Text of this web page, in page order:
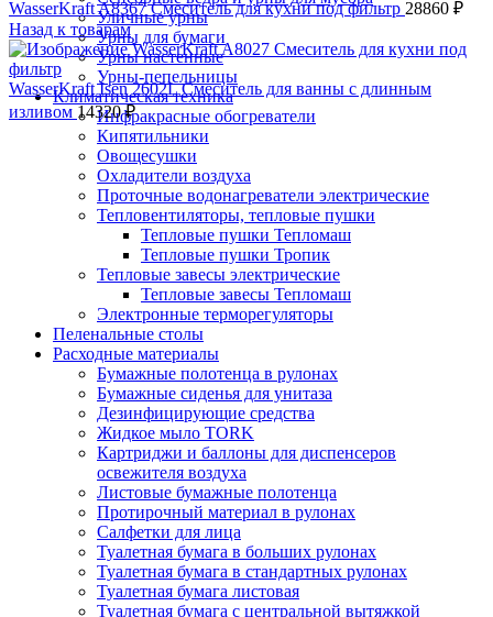
Уличные урны
Урны для бумаги
Урны настенные
Урны-пепельницы
Климатическая техника
Инфракрасные обогреватели
Кипятильники
Овощесушки
Охладители воздуха
Проточные водонагреватели электрические
Тепловентиляторы, тепловые пушки
Тепловые пушки Тепломаш
Тепловые пушки Тропик
Тепловые завесы электрические
Тепловые завесы Тепломаш
Электронные терморегуляторы
Пеленальные столы
Расходные материалы
Бумажные полотенца в рулонах
Бумажные сиденья для унитаза
Дезинфицирующие средства
Жидкое мыло TORK
Картриджи и баллоны для диспенсеров
освежителя воздуха
Листовые бумажные полотенца
Протирочный материал в рулонах
Салфетки для лица
Туалетная бумага в больших рулонах
Туалетная бумага в стандартных рулонах
Туалетная бумага листовая
Туалетная бумага с центральной вытяжкой
WasserKraft A8367 Смеситель для кухни под фильтр 28860 ₽
Назад к товарам
WasserKraft Isen 2602L Смеситель для ванны с длинным
изливом 14320₽